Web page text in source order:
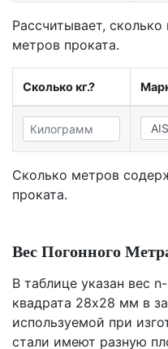
Рассчитывает,
метров проката.
Сколько кг.?
Сколько метров
проката.
Вес Погонного
В таблице указан вес
квадрата 28х28 мм в
используемой при
стали имеют разную